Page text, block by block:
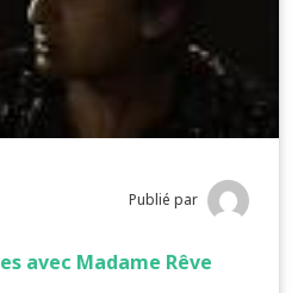
Publié par
avec Madame Rêve